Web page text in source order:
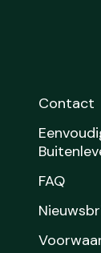
Contact
FAQ